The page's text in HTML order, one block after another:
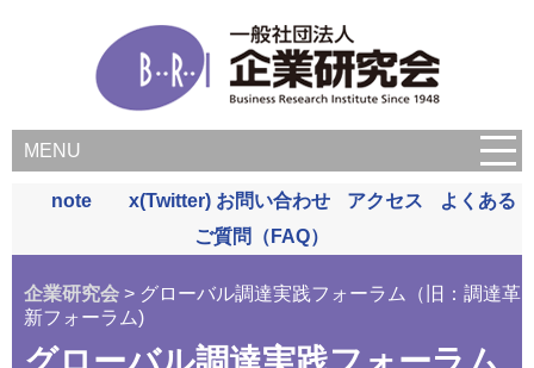
MENU
note x(Twitter) お問い合わせ アクセス
よくある
ご質問（FAQ）
企業研究会 > グローバル調達実践フォーラム（旧：調達革
新フォーラム)